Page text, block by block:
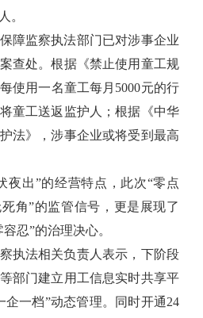
。
障监察执法部门已对涉事企业
查处。根据《禁止使用童工规
使用一名童工每月5000元的行
童工送返监护人；根据《中华
法》，涉事企业或将受到最高
夜出”的经营特点，此次“零点
角”的监管信号，更是展现了
忍”的治理决心。
执法相关负责人表示，下阶段
部门建立用工信息实时共享平
企一档”动态管理。同时开通24